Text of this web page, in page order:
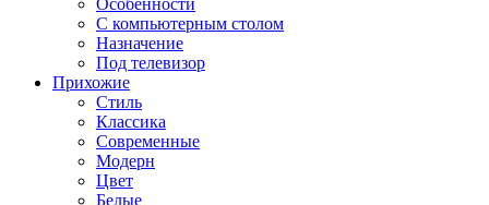
Особенности
С компьютерным столом
Назначение
Под телевизор
Прихожие
Стиль
Классика
Современные
Модерн
Цвет
Белые